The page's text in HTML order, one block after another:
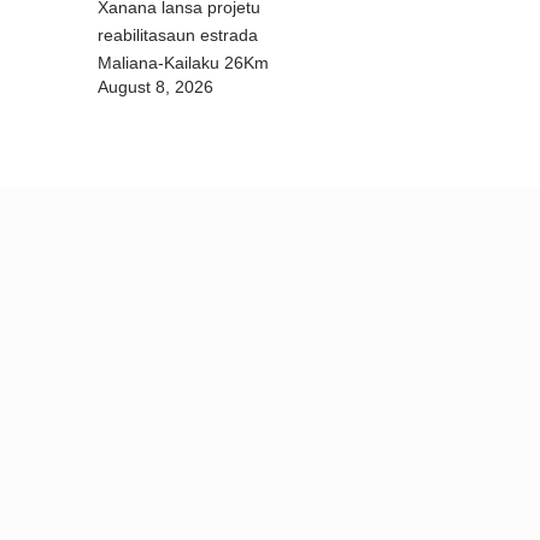
Xanana lansa projetu
reabilitasaun estrada
Maliana-Kailaku 26Km
August 8, 2026